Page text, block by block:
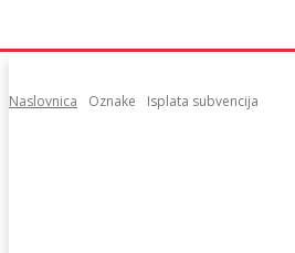
Naslovnica Oznake Isplata subvencija